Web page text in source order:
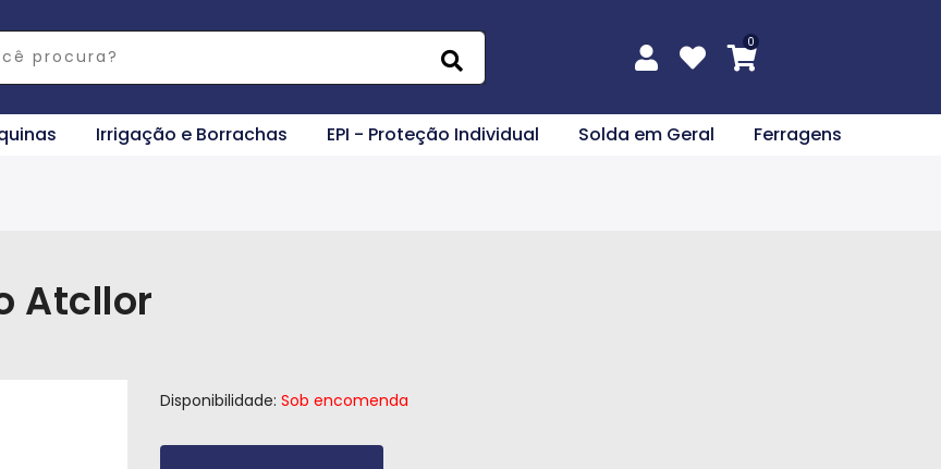
Irrigação e Borrachas EPI - Proteção Individual Solda em Geral Ferragens
Atcllor
Disponibilidade: Sob encomenda